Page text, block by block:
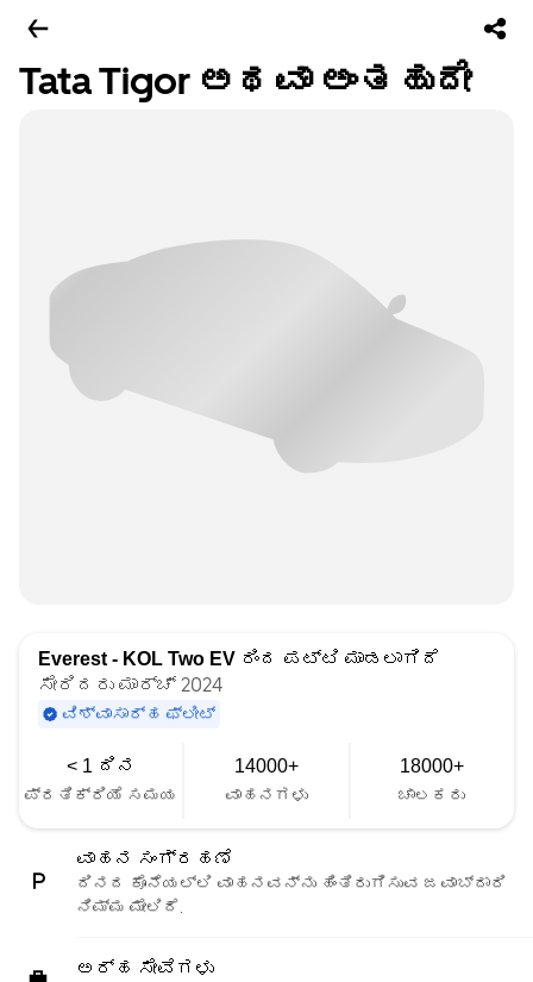
Tata Tigor ಅಥವಾ ಅಂತಹುದೇ
Everest - KOL Two EV ರಿಂದ ಪಟ್ಟಿ ಮಾಡಲಾಗಿದೆ
ಸೇರಿದರು ಮಾರ್ಚ್ 2024
ವಿಶ್ವಾಸಾರ್ಹ ಫ್ಲೀಟ್
< 1 ದಿನ
ಪ್ರತಿಕ್ರಿಯೆ ಸಮಯ
14000+
ವಾಹನಗಳು
18000+
ಚಾಲಕರು
ವಾಹನ ಸಂಗ್ರಹಣೆ
ದಿನದ ಕೊನೆಯಲ್ಲಿ ವಾಹನವನ್ನು ಹಿಂತಿರುಗಿಸುವ ಜವಾಬ್ದಾರಿ
ನಿಮ್ಮ ಮೇಲಿದೆ.
ಅರ್ಹ ಸೇವೆಗಳು